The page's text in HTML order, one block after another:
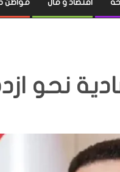
اقتصاد و مال مواطن
نحو